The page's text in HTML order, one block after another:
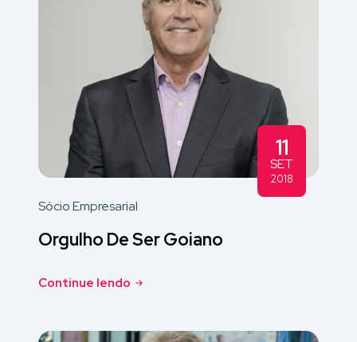
11
SET
2018
Sócio Empresarial
Orgulho De Ser Goiano
Continue lendo